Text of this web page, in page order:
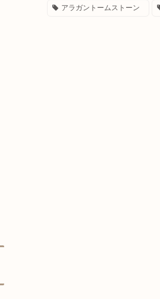
アラガントームストーン